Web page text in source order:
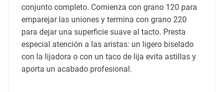
conjunto completo. Comienza con grano 120 para
emparejar las uniones y termina con grano 220
para dejar una superficie suave al tacto. Presta
especial atención a las aristas: un ligero biselado
con la lijadora o con un taco de lija evita astillas y
aporta un acabado profesional.